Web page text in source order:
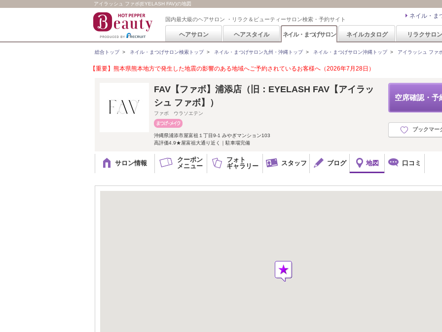
アイラッシュ ファボ(EYELASH FAV)の地図
国内最大級のヘアサロン ・リラク＆ビューティーサロン検索・予約サイト ネイル・ま
ヘアサロン ヘアスタイル ネイル・まつげサロン ネイルカタログ リラクサロン
総合トップ> ネイル・まつげサロン検索トップ> ネイル・まつげサロン九州・沖縄トップ> ネイル・まつげサロン沖縄トップ> アイラッシュ ファ
【重要】熊本県熊本地方で発生した地震の影響のある地域へご予約されているお客様へ（2026年7月28日）
空席確認・予
ブックマー
FAV【ファボ】浦添店（旧：EYELASH FAV【アイラッ
シュ ファボ】）
ファボ ウラソエテン
沖縄県浦添市屋富祖１丁目9-1 みやぎマンション103
高評価4.9★屋富祖大通り近く｜駐車場完備
サロン情報
クーポン
メニュー
フォト
ギャラリー
スタッフ ブログ 地図 口コミ